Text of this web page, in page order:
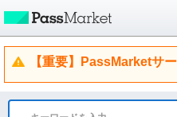
【重要】PassMarketサ